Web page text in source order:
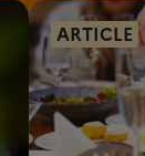
ARTICLE